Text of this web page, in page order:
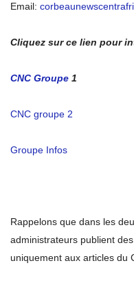
Email:
Cliquez sur ce lien pour
CNC Groupe 1
CNC groupe 2
Groupe Infos
Rappelons que dans les
administrateurs publient
uniquement aux articles du